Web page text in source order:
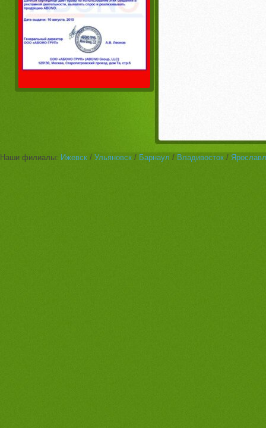
Наши филиалы: Ижевск / Ульяновск / Барнаул / Владивосток /